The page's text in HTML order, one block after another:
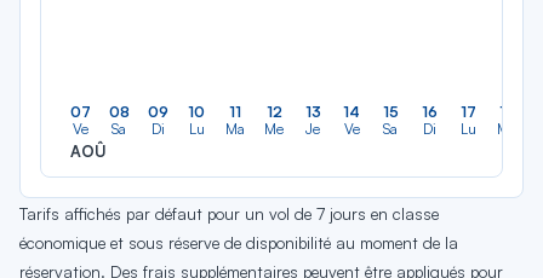
07
Ve
AOÛ
08
Sa
09
Di
10
Lu
11
Ma
12
Me
13
Je
14
Ve
15
Sa
16
Di
17
Lu
18
Ma
Tarifs affichés par défaut pour un vol de 7 jours en classe
économique et sous réserve de disponibilité au moment de la
réservation. Des frais supplémentaires peuvent être appliqués pour